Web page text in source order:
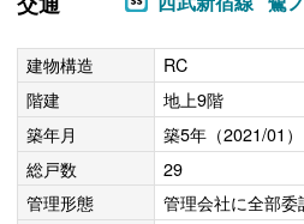
建物構造
RC
階建
地上9階
築年月
築5年（2021/01）
総戸数
29
管理形態
管理会社に全部委